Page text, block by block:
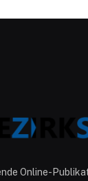
Online-